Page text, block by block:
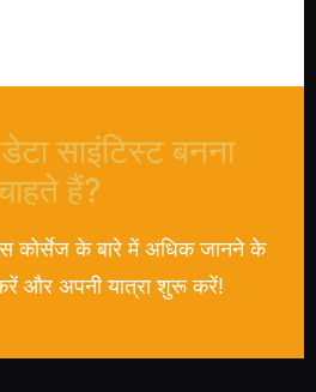
साइंटिस्ट बनना
हैं?
कोर्सेज के बारे में अधिक जानने के
और अपनी यात्रा शुरू करें!